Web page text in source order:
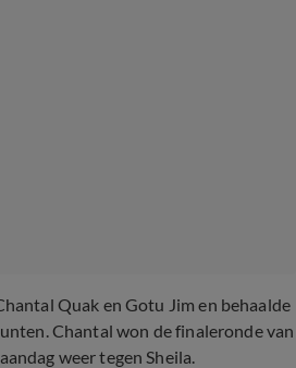
Quak en Gotu Jim en behaalde
Chantal won de finaleronde van
weer tegen Sheila.